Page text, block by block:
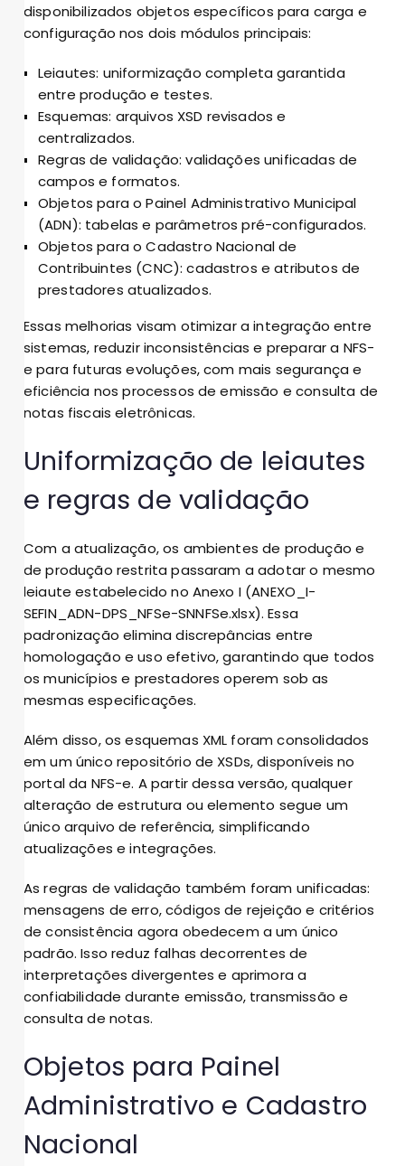
disponibilizados objetos específicos para carga e
configuração nos dois módulos principais:
Leiautes: uniformização completa garantida
entre produção e testes.
Esquemas: arquivos XSD revisados e
centralizados.
Regras de validação: validações unificadas de
campos e formatos.
Objetos para o Painel Administrativo Municipal
(ADN): tabelas e parâmetros pré-configurados.
Objetos para o Cadastro Nacional de
Contribuintes (CNC): cadastros e atributos de
prestadores atualizados.
Essas melhorias visam otimizar a integração entre
sistemas, reduzir inconsistências e preparar a NFS-
e para futuras evoluções, com mais segurança e
eficiência nos processos de emissão e consulta de
notas fiscais eletrônicas.
Uniformização de leiautes
e regras de validação
Com a atualização, os ambientes de produção e
de produção restrita passaram a adotar o mesmo
leiaute estabelecido no Anexo I (ANEXO_I-
SEFIN_ADN-DPS_NFSe-SNNFSe.xlsx). Essa
padronização elimina discrepâncias entre
homologação e uso efetivo, garantindo que todos
os municípios e prestadores operem sob as
mesmas especificações.
Além disso, os esquemas XML foram consolidados
em um único repositório de XSDs, disponíveis no
portal da NFS-e. A partir dessa versão, qualquer
alteração de estrutura ou elemento segue um
único arquivo de referência, simplificando
atualizações e integrações.
As regras de validação também foram unificadas:
mensagens de erro, códigos de rejeição e critérios
de consistência agora obedecem a um único
padrão. Isso reduz falhas decorrentes de
interpretações divergentes e aprimora a
confiabilidade durante emissão, transmissão e
consulta de notas.
Objetos para Painel
Administrativo e Cadastro
Nacional